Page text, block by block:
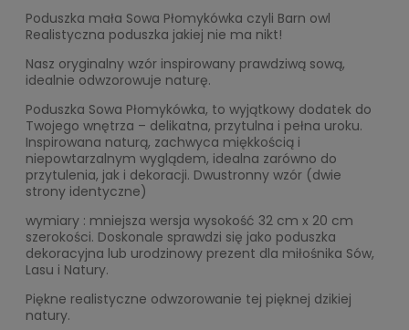
Poduszka mała Sowa Płomykówka czyli Barn owl
Realistyczna poduszka jakiej nie ma nikt!
Nasz oryginalny wzór inspirowany prawdziwą sową,
idealnie odwzorowuje naturę.
Poduszka Sowa Płomykówka, to wyjątkowy dodatek do
Twojego wnętrza – delikatna, przytulna i pełna uroku.
Inspirowana naturą, zachwyca miękkością i
niepowtarzalnym wyglądem, idealna zarówno do
przytulenia, jak i dekoracji. Dwustronny wzór (dwie
strony identyczne)
wymiary : mniejsza wersja wysokość 32 cm x 20 cm
szerokości. Doskonale sprawdzi się jako poduszka
dekoracyjna lub urodzinowy prezent dla miłośnika Sów,
Lasu i Natury.
Piękne realistyczne odwzorowanie tej pięknej dzikiej
natury.